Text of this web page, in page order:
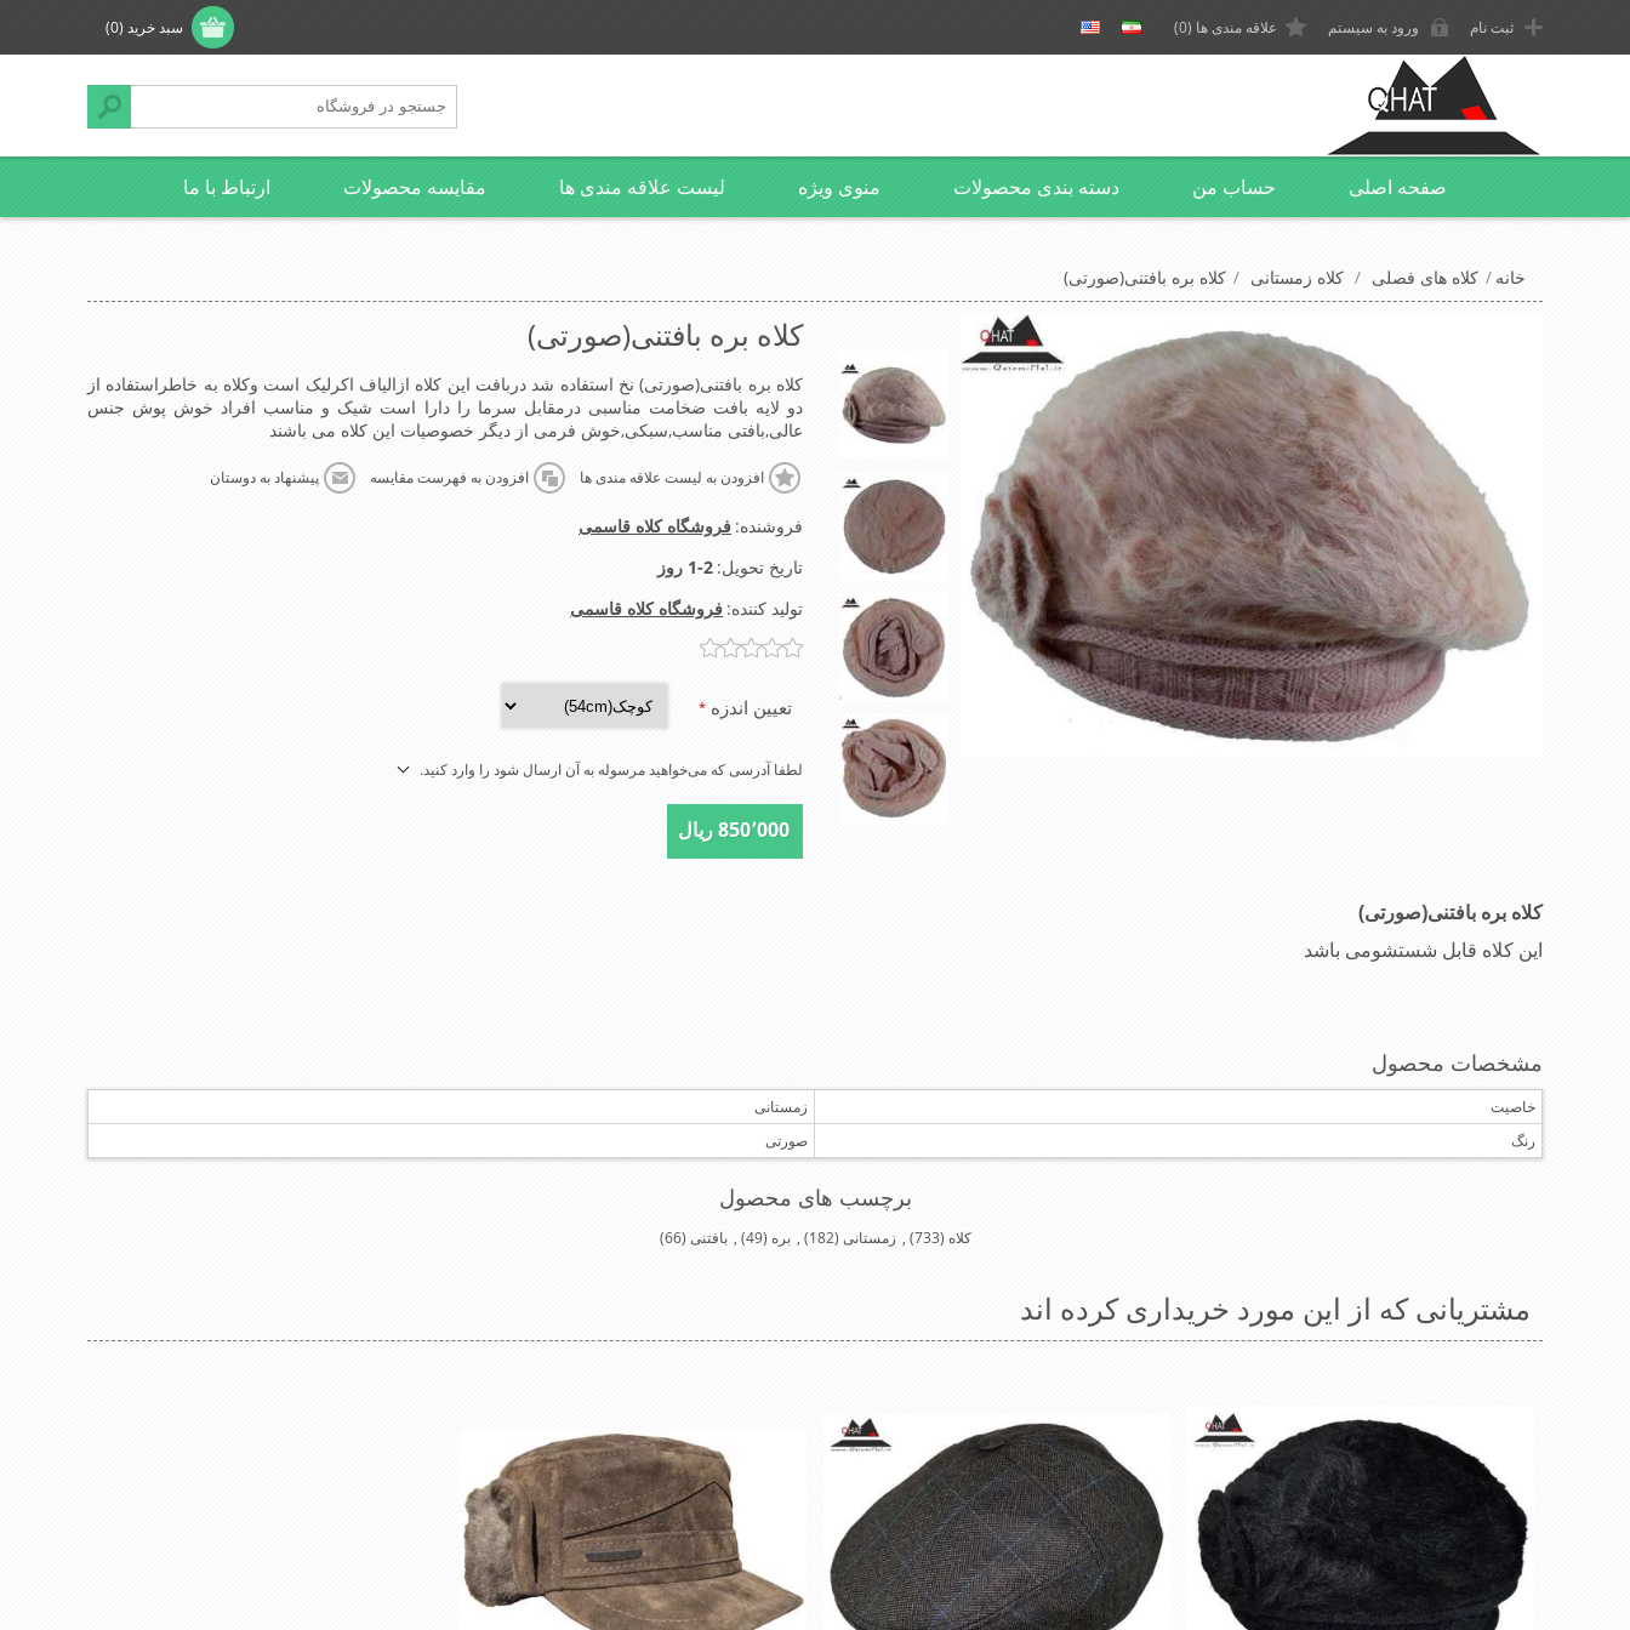
سبد خرید (0) ثبت نام ورود به سیستم علاقه مندی ها (0)
صفحه اصلی حساب من دسته بندی محصولات منوی ویژه لیست علاقه مندی ها مقایسه محصولات ارتباط با ما
خانه / کلاه های فصلی / کلاه زمستانی / کلاه بره بافتنی(صورتی)
کلاه بره بافتنی(صورتی)
کلاه بره بافتنی(صورتی) نخ استفاده شد دربافت این کلاه ازالیاف اکرلیک است وکلاه به خاطراستفاده از
دو لایه بافت ضخامت مناسبی درمقابل سرما را دارا است شیک و مناسب افراد خوش پوش جنس
عالی,بافتی مناسب,سبکی,خوش فرمی از دیگر خصوصیات این کلاه می باشند
افزودن به لیست علاقه مندی ها افزودن به فهرست مقایسه پیشنهاد به دوستان
فروشنده: فروشگاه کلاه قاسمی
تاریخ تحویل: 1-2 روز
تولید کننده: فروشگاه کلاه قاسمی
تعیین اندزه *
لطفا آدرسی که می‌خواهید مرسوله به آن ارسال شود را وارد کنید.
850٬000 ریال
کلاه بره بافتنی(صورتی)
این کلاه قابل شستشومی باشد
مشخصات محصول
خاصیت
زمستانی
رنگ
صورتی
برچسب های محصول
کلاه (733)
, زمستانی (182)
, بره (49)
, بافتنی (66)
مشتریانی که از این مورد خریداری کرده اند